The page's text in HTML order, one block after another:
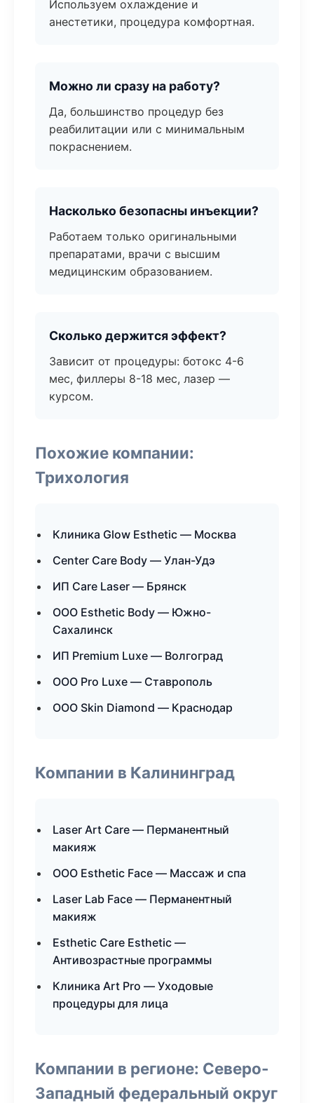
Используем охлаждение и
анестетики, процедура комфортная.
Можно ли сразу на работу?
Да, большинство процедур без
реабилитации или с минимальным
покраснением.
Насколько безопасны инъекции?
Работаем только оригинальными
препаратами, врачи с высшим
медицинским образованием.
Сколько держится эффект?
Зависит от процедуры: ботокс 4-6
мес, филлеры 8-18 мес, лазер —
курсом.
Похожие компании:
Трихология
Клиника Glow Esthetic — Москва
Center Care Body — Улан-Удэ
ИП Care Laser — Брянск
ООО Esthetic Body — Южно-
Сахалинск
ИП Premium Luxe — Волгоград
ООО Pro Luxe — Ставрополь
ООО Skin Diamond — Краснодар
Компании в Калининград
Laser Art Care — Перманентный
макияж
ООО Esthetic Face — Массаж и спа
Laser Lab Face — Перманентный
макияж
Esthetic Care Esthetic —
Антивозрастные программы
Клиника Art Pro — Уходовые
процедуры для лица
Компании в регионе: Северо-
Западный федеральный округ